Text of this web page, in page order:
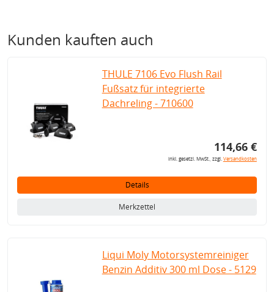
Kunden kauften auch
THULE 7106 Evo Flush Rail
Fußsatz für integrierte
Dachreling - 710600
114,66 €
inkl. gesetzl. MwSt., zzgl.Versandkosten
Details
Merkzettel
Liqui Moly Motorsystemreiniger
Benzin Additiv 300 ml Dose - 5129